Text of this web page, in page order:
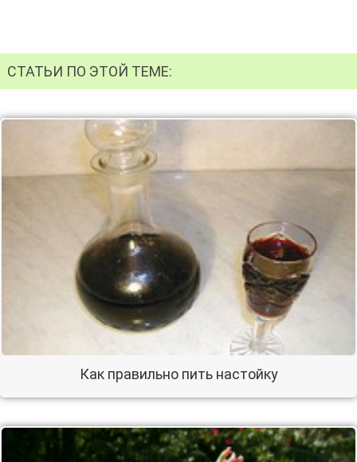
СТАТЬИ ПО ЭТОЙ ТЕМЕ:
Как правильно пить настойку